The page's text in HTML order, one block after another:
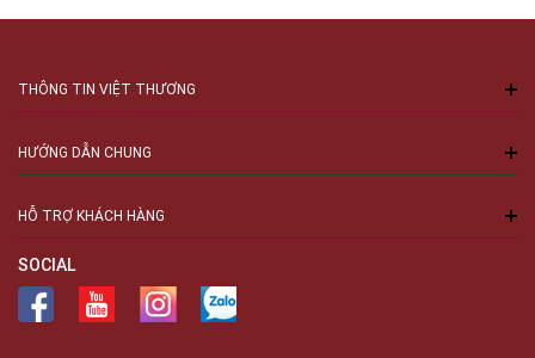
THÔNG TIN VIỆT THƯƠNG
HƯỚNG DẪN CHUNG
HỖ TRỢ KHÁCH HÀNG
SOCIAL